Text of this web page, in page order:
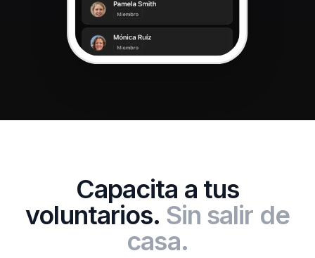
Capacita a tus
voluntarios. Sin salir de
casa.